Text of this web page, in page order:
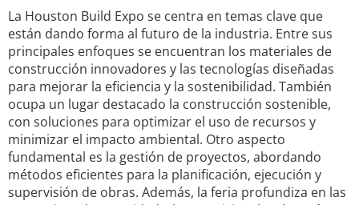
La Houston Build Expo se centra en temas clave que
están dando forma al futuro de la industria. Entre sus
principales enfoques se encuentran los materiales de
construcción innovadores y las tecnologías diseñadas
para mejorar la eficiencia y la sostenibilidad. También
ocupa un lugar destacado la construcción sostenible,
con soluciones para optimizar el uso de recursos y
minimizar el impacto ambiental. Otro aspecto
fundamental es la gestión de proyectos, abordando
métodos eficientes para la planificación, ejecución y
supervisión de obras. Además, la feria profundiza en las